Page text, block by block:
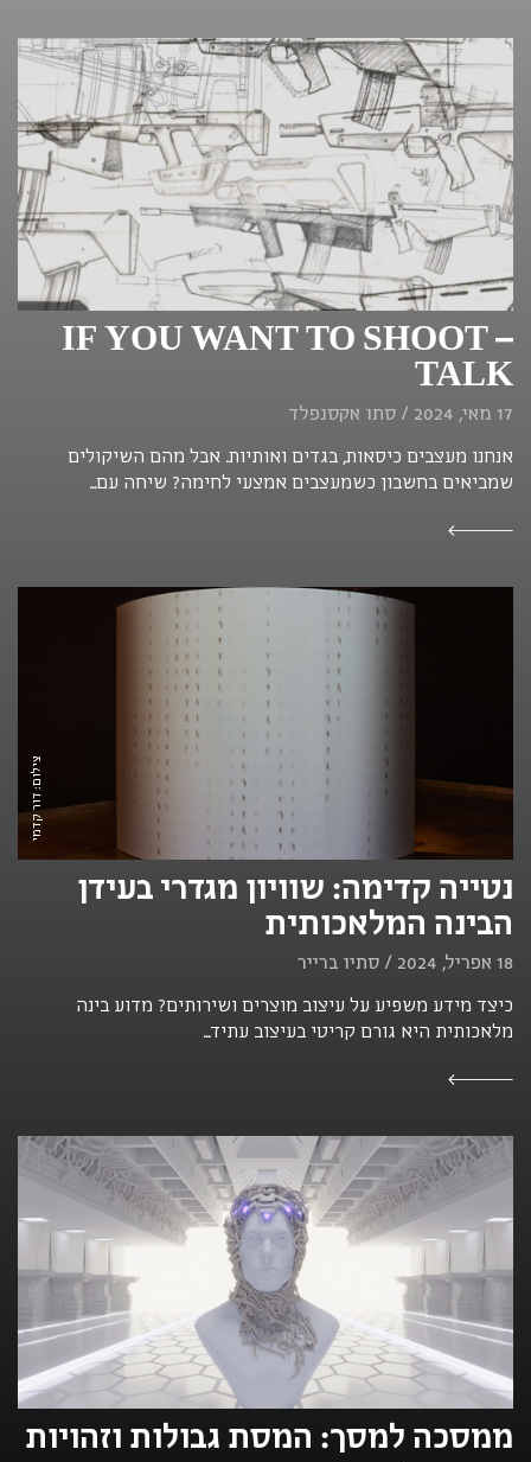
IF YOU WANT TO SHOOT –
TALK
17 מאי, 2024 / סתו אקסנפלד
אנחנו מעצבים כיסאות, בגדים ואותיות. אבל מהם השיקולים
שמביאים בחשבון כשמעצבים אמצעי לחימה? שיחה עם...
צילום: דור קדמי
נטייה קדימה: שוויון מגדרי בעידן
הבינה המלאכותית
18 אפריל, 2024 / סתיו ברייר
כיצד מידע משפיע על עיצוב מוצרים ושירותים? מדוע בינה
מלאכותית היא גורם קריטי בעיצוב עתיד...
ממסכה למסך: המסת גבולות וזהויות